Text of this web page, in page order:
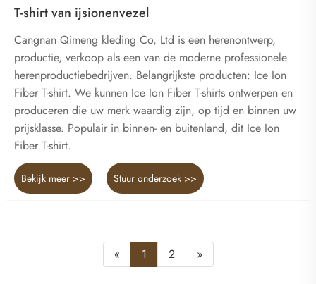
T-shirt van ijsionenvezel
Cangnan Qimeng kleding Co, Ltd is een herenontwerp,
productie, verkoop als een van de moderne professionele
herenproductiebedrijven. Belangrijkste producten: Ice Ion
Fiber T-shirt. We kunnen Ice Ion Fiber T-shirts ontwerpen en
produceren die uw merk waardig zijn, op tijd en binnen uw
prijsklasse. Populair in binnen- en buitenland, dit Ice Ion
Fiber T-shirt.
Bekijk meer >> Stuur onderzoek >>
« 1 2 »